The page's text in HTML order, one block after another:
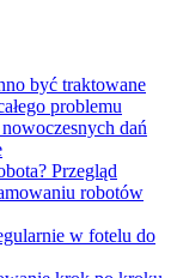
być traktowane
problemu
dań
Przegląd
robotów
w fotelu do